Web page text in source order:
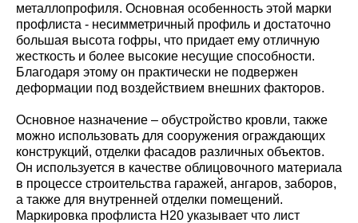
металлопрофиля. Основная особенность этой марки
профлиста - несимметричный профиль и достаточно
большая высота гофры, что придает ему отличную
жесткость и более высокие несущие способности.
Благодаря этому он практически не подвержен
деформации под воздействием внешних факторов.
Основное назначение – обустройство кровли, также
можно использовать для сооружения ограждающих
конструкций, отделки фасадов различных объектов.
Он используется в качестве облицовочного материала
в процессе строительства гаражей, ангаров, заборов,
а также для внутренней отделки помещений.
Маркировка профлиста Н20 указывает что лист